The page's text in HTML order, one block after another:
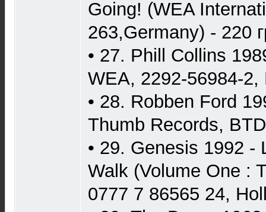
Going! (WEA
263,Germany) - 220
• 27. Phill Collins
WEA, 2292-56984-2,
• 28. Robben Ford
Thumb Records,
• 29. Genesis 1992 -
Walk (Volume One :
0777 7 86565 24,